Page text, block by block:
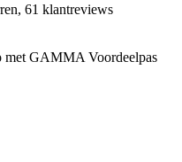
61 klantreviews
met GAMMA Voordeelpas